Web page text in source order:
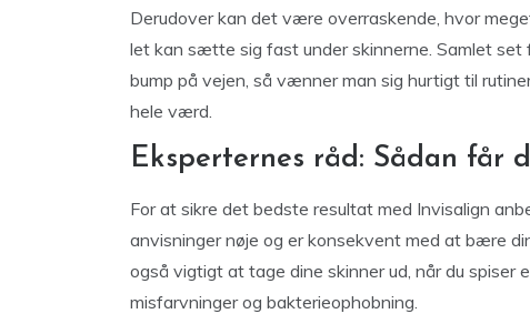
Derudover kan det være overraskende, hvor
let kan sætte sig fast under skinnerne. Samlet
bump på vejen, så vænner man sig hurtigt til
hele værd.
Eksperternes råd: Sådan får
For at sikre det bedste resultat med Invisalign
anvisninger nøje og er konsekvent med at bære
også vigtigt at tage dine skinner ud, når du spiser
misfarvninger og bakterieophobning.